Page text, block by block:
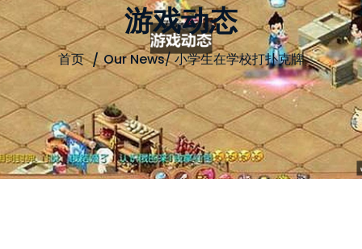
游戏动态
首页 Our News/小学生在学校打扑克牌